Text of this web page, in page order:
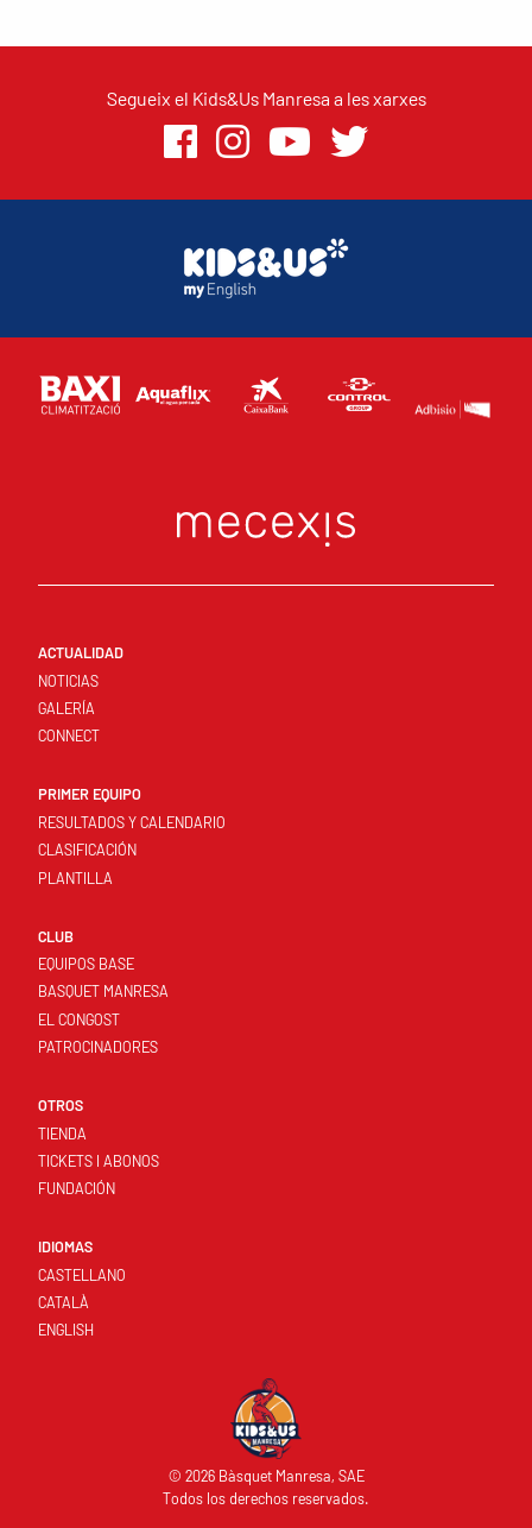
Segueix el Kids&Us Manresa a les xarxes
ACTUALIDAD
NOTICIAS
GALERÍA
CONNECT
PRIMER EQUIPO
RESULTADOS Y CALENDARIO
CLASIFICACIÓN
PLANTILLA
CLUB
EQUIPOS BASE
BASQUET MANRESA
EL CONGOST
PATROCINADORES
OTROS
TIENDA
TICKETS I ABONOS
FUNDACIÓN
IDIOMAS
CASTELLANO
CATALÀ
ENGLISH
© 2026 Bàsquet Manresa, SAE
Todos los derechos reservados.